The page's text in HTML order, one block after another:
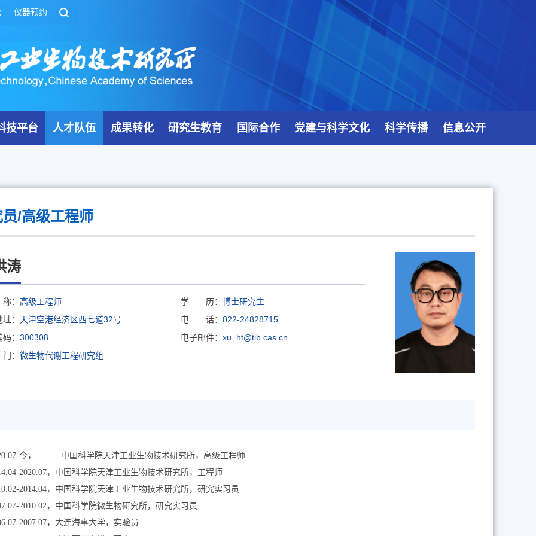
仪器预约
技平台 人才队伍 成果转化 研究生教育 国际合作 党建与科学文化 科学传播 信息公开
/高级工程师
涛
： 高级工程师 学 历： 博士研究生
： 天津空港经济区西七道32号 电 话： 022-24828715
： 300308 电子邮件： xu_ht@tib.cas.cn
： 微生物代谢工程研究组
今， 中国科学院天津工业生物技术研究所，高级工程师
2020.07，中国科学院天津工业生物技术研究所，工程师
2014.04，中国科学院天津工业生物技术研究所，研究实习员
2010.02，中国科学院微生物研究所，研究实习员
2007.07，大连海事大学，实验员